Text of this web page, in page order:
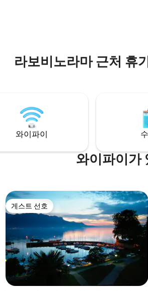
라보비노라마 근처 휴
와이파이
와이파이가
게스트 선호
게스트 선호